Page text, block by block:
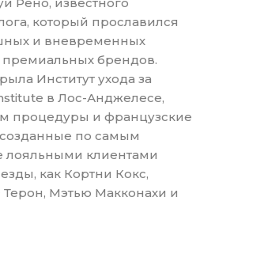
который прославился
и вневременных
брендов.
Институт ухода за
в Лос-Анджелесе,
процедуры и французские
созданные по самым
лояльными клиентами
как Кортни Кокс,
Мэтью Макконахи и